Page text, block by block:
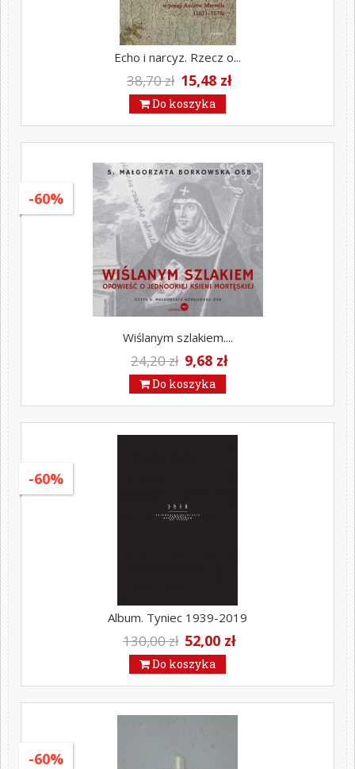
Echo i narcyz. Rzecz o...
38,70 zł 15,48 zł
Do koszyka
Wiślanym szlakiem....
24,20 zł
-60%
9,68 zł
Do koszyka
Album. Tyniec 1939-2019
130,00 zł
-60%
52,00 zł
Do koszyka
-60%